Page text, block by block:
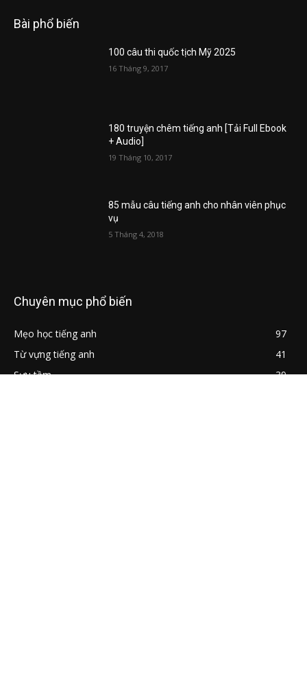
Bài phổ biến
100 câu thi quốc tịch Mỹ 2025
16 Tháng 9, 2017
180 truyện chêm tiếng anh [Tải Full Ebook
+ Audio]
19 Tháng 10, 2017
85 mẫu câu tiếng anh cho nhân viên phục
vụ
5 Tháng 4, 2018
Chuyên mục phổ biến
Mẹo học tiếng anh
97
Từ vựng tiếng anh
41
Sưu tầm
39